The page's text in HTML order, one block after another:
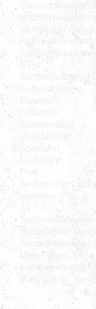
Sachverständiger
staatlich
Sachverständiger
Sachverständiger
Gebiet, Hessen
Qualifizierter
Spezialist
Technischer
Main-Gebiet,
Sachverständiger
Main-Gebiet,
Sachverständiger
Main-Gebiet,